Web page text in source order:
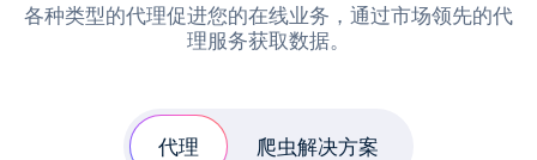
各种类型的代理促进您的在线业务，通过市场领先的代
理服务获取数据。
代理 爬虫解决方案